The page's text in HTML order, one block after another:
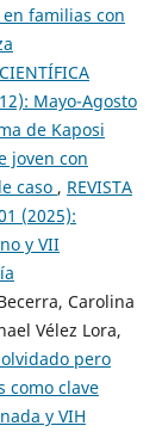
familias con
Mayo-Agosto
de Kaposi
joven con
caso , REVISTA
(2025):
y VII
Carolina
Vélez Lora,
pero
como clave
y VIH